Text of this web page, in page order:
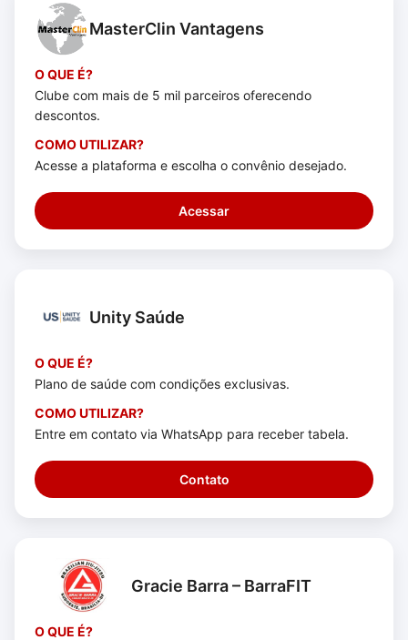
MasterClin Vantagens
O QUE É?
Clube com mais de 5 mil parceiros oferecendo
descontos.
COMO UTILIZAR?
Acesse a plataforma e escolha o convênio desejado.
Acessar
Unity Saúde
O QUE É?
Plano de saúde com condições exclusivas.
COMO UTILIZAR?
Entre em contato via WhatsApp para receber tabela.
Contato
Gracie Barra – BarraFIT
O QUE É?